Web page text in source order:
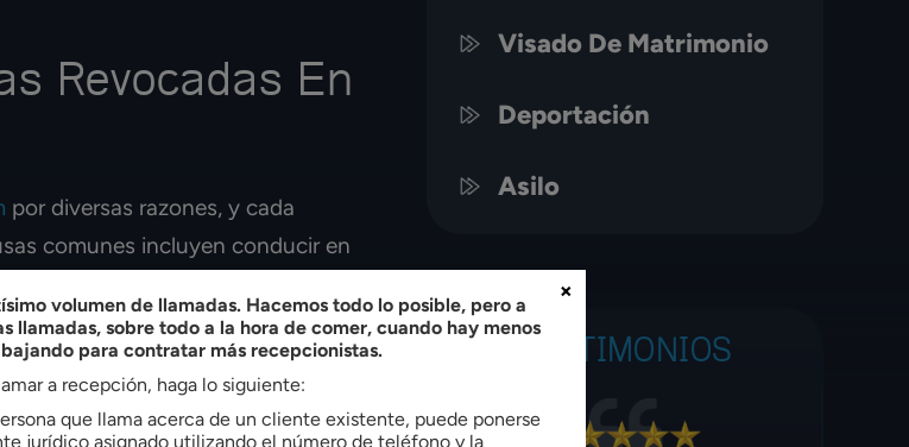
Revocadas En
por diversas razones, y cada
comunes incluyen conducir en
de revocación obligatoria, y
añade más sanciones.
conducción o la comisión de
también puede conducir a la
Visado De Matrimonio
Deportación
Asilo
TESTIMONIOS
volumen de llamadas. Hacemos todo lo posible, pero a
llamadas, sobre todo a la hora de comer, cuando hay menos
para contratar más recepcionistas.
a recepción, haga lo siguiente:
que llama acerca de un cliente existente, puede ponerse
jurídico asignado utilizando el número de teléfono y la
×